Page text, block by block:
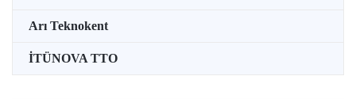
Arı Teknokent
İTÜNOVA TTO